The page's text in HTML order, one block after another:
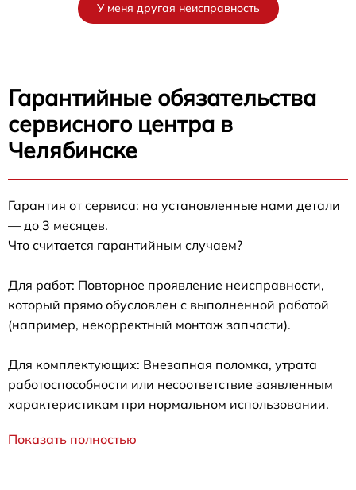
У меня другая неисправность
Гарантийные обязательства
сервисного центра в
Челябинске
Гарантия от сервиса: на установленные нами детали
— до 3 месяцев.
Что считается гарантийным случаем?
Для работ: Повторное проявление неисправности,
который прямо обусловлен с выполненной работой
(например, некорректный монтаж запчасти).
Для комплектующих: Внезапная поломка, утрата
работоспособности или несоответствие заявленным
характеристикам при нормальном использовании.
Показать полностью